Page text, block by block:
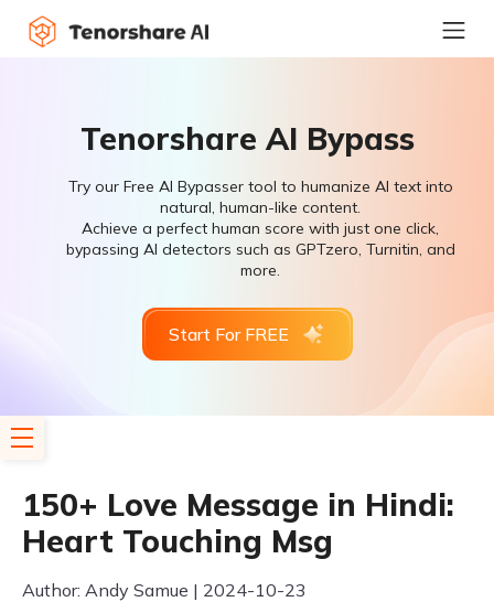
Tenorshare AI Bypass
Try our Free AI Bypasser tool to humanize AI text into
natural, human-like content.
Achieve a perfect human score with just one click,
bypassing AI detectors such as GPTzero, Turnitin, and
more.
Start For FREE
150+ Love Message in Hindi:
Heart Touching Msg
Author: Andy Samue | 2024-10-23